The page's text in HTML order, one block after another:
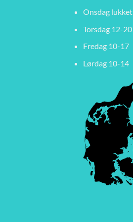
Onsdag lukket
Torsdag 12-20
Fredag 10-17
Lørdag 10-14